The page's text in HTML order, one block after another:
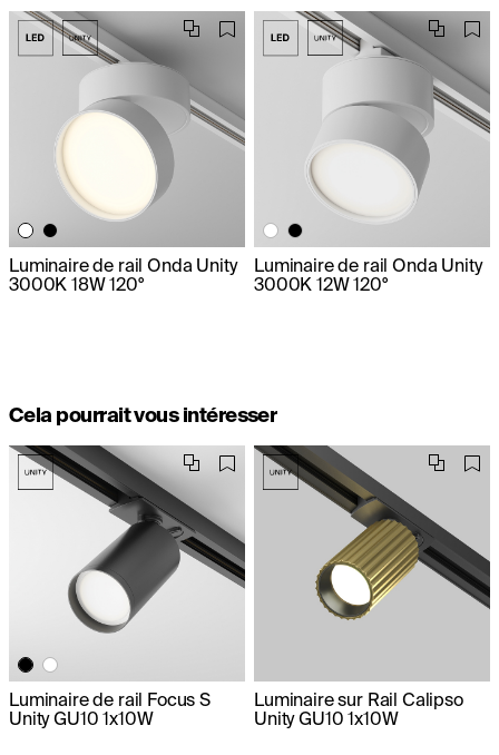
Luminaire de rail Onda Unity
3000K 18W 120°
Luminaire de rail Onda Unity
3000K 12W 120°
Cela pourrait vous intéresser
Luminaire de rail Focus S
Unity GU10 1x10W
Luminaire sur Rail Calipso
Unity GU10 1x10W